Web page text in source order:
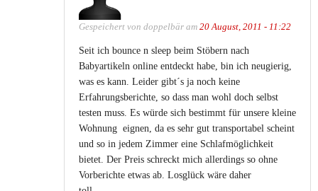
Gespeichert von doppelbär am 20 August, 2011 - 11:22
Seit ich bounce n sleep beim Stöbern nach
Babyartikeln online entdeckt habe, bin ich neugierig,
was es kann. Leider gibt´s ja noch keine
Erfahrungsberichte, so dass man wohl doch selbst
testen muss. Es würde sich bestimmt für unsere kleine
Wohnung eignen, da es sehr gut transportabel scheint
und so in jedem Zimmer eine Schlafmöglichkeit
bietet. Der Preis schreckt mich allerdings so ohne
Vorberichte etwas ab. Losglück wäre daher